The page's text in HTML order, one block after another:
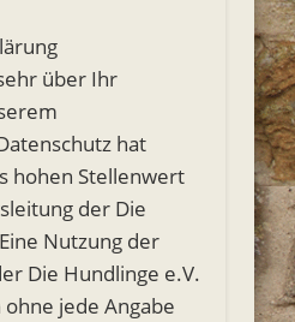
über Ihr
hat
hohen Stellenwert
der Die
Nutzung der
Die Hundlinge e.V.
jede Angabe